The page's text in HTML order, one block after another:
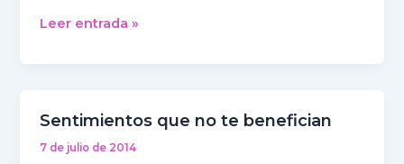
Leer entrada »
Sentimientos que no te benefician
7 de julio de 2014
Sentimientos
que